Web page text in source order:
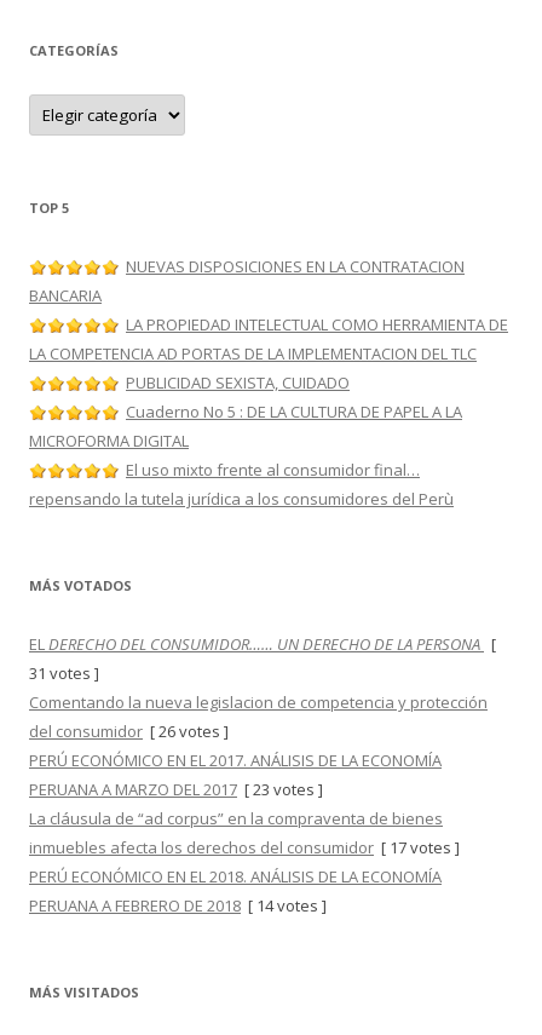
CATEGORÍAS
C
t
r
s
TOP 5
NUEVAS DISPOSICIONES EN LA CONTRATACION
BANCARIA
LA PROPIEDAD INTELECTUAL COMO HERRAMIENTA DE
LA COMPETENCIA AD PORTAS DE LA IMPLEMENTACION DEL TLC
PUBLICIDAD SEXISTA, CUIDADO
Cuaderno No 5 : DE LA CULTURA DE PAPEL A LA
MICROFORMA DIGITAL
El uso mixto frente al consumidor final…
repensando la tutela jurídica a los consumidores del Perù
MÁS VOTADOS
ELDERECHO DEL CONSUMIDOR…… UN DERECHO DE LA PERSONA [
31 votes ]
Comentando la nueva legislacion de competencia y protección
del consumidor [ 26 votes ]
PERÚ ECONÓMICO EN EL 2017. ANÁLISIS DE LA ECONOMÍA
PERUANA A MARZO DEL 2017 [ 23 votes ]
La cláusula de “ad corpus” en la compraventa de bienes
inmuebles afecta los derechos del consumidor [ 17 votes ]
PERÚ ECONÓMICO EN EL 2018. ANÁLISIS DE LA ECONOMÍA
PERUANA A FEBRERO DE 2018 [ 14 votes ]
MÁS VISITADOS